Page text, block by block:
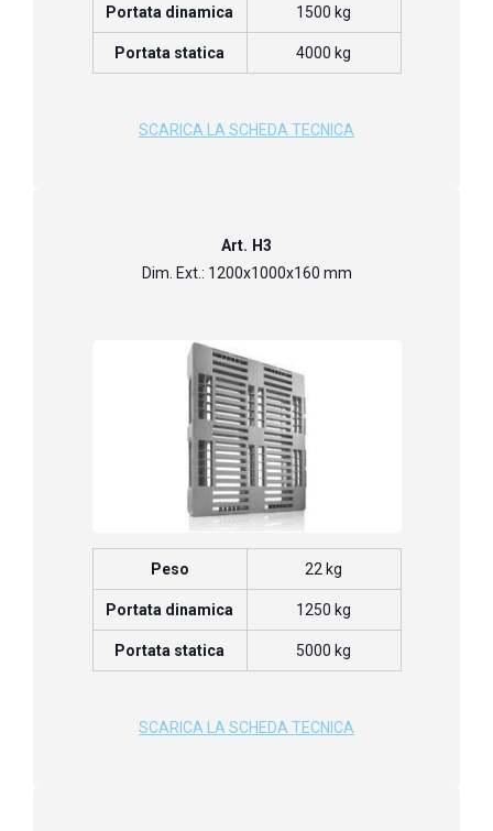
Portata dinamica 1500 kg
Portata statica 4000 kg
SCARICA LA SCHEDA TECNICA
Art. H3
Dim. Ext.: 1200x1000x160 mm
Peso 22 kg
Portata dinamica 1250 kg
Portata statica 5000 kg
SCARICA LA SCHEDA TECNICA